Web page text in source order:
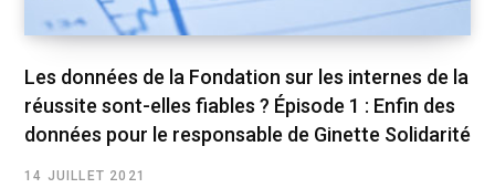
Les données de la Fondation sur les internes de la
réussite sont-elles fiables ? Épisode 1 : Enfin des
données pour le responsable de Ginette Solidarité
14 JUILLET 2021